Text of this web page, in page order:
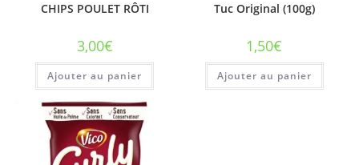
CHIPS POULET RÔTI
3,00€
Ajouter au panier
Tuc Original (100g)
1,50€
Ajouter au panier